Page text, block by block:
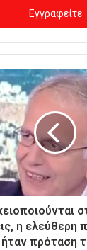
η ελεύθερη
ήταν πρόταση